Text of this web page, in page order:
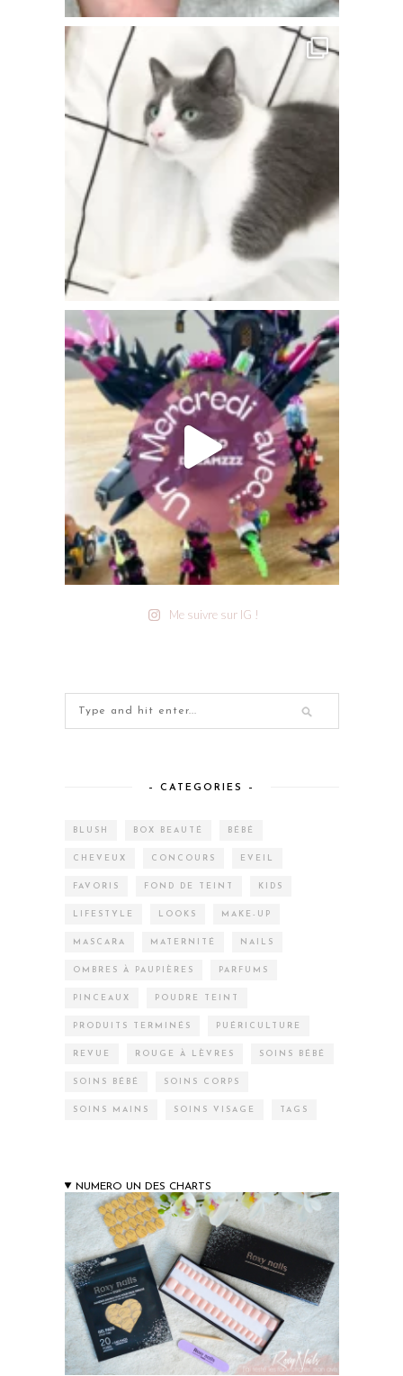
Me suivre sur IG !
– CATEGORIES –
BLUSH BOX BEAUTÉ BÉBÉ
CHEVEUX CONCOURS EVEIL
FAVORIS FOND DE TEINT KIDS
LIFESTYLE LOOKS MAKE-UP
MASCARA MATERNITÉ NAILS
OMBRES À PAUPIÈRES PARFUMS
PINCEAUX POUDRE TEINT
PRODUITS TERMINÉS PUÉRICULTURE
REVUE ROUGE À LÈVRES SOINS BÉBÉ
SOINS BÉBÉ SOINS CORPS
SOINS MAINS SOINS VISAGE TAGS
NUMERO UN DES CHARTS